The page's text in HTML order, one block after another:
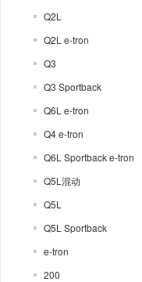
Q2L
Q2L e-tron
Q3
Q3 Sportback
Q6L e-tron
Q4 e-tron
Q6L Sportback e-tron
Q5L混动
Q5L
Q5L Sportback
e-tron
200